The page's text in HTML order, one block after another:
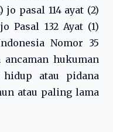
jo pasal 114 ayat (2)
Pasal 132 Ayat (1)
Nomor 35
ancaman hukuman
atau pidana
atau paling lama